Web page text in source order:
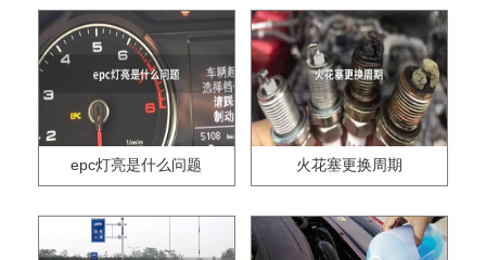
epc灯亮是什么问题 火花塞更换周期